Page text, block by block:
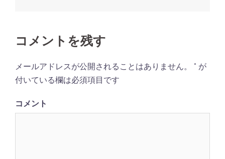
ゲ
ー
シ
ョ
ン
コメントを残す
メールアドレスが公開されることはありません。 * が
付いている欄は必須項目です
コメント